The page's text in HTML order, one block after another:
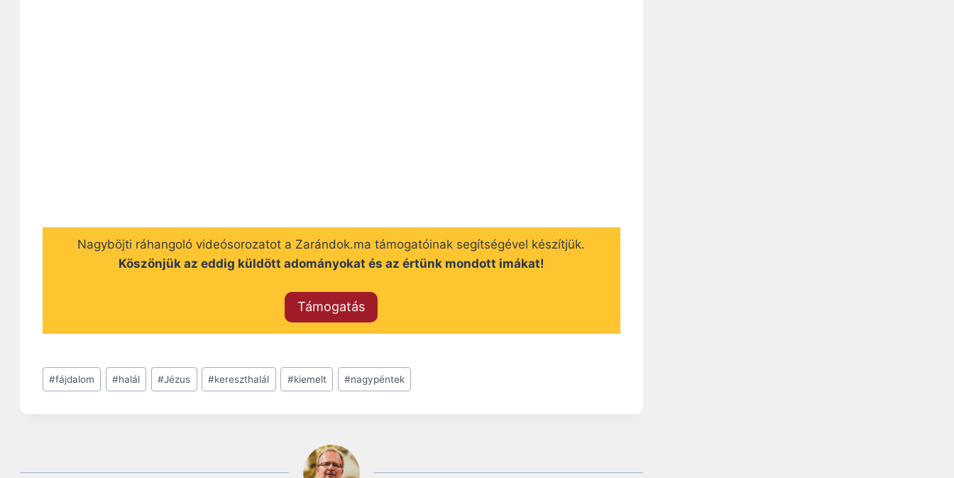
Nagyböjti ráhangoló videósorozatot a Zarándok.ma támogatóinak segítségével készítjük.
Köszönjük az eddig küldött adományokat és az értünk mondott imákat!
Támogatás
Post
Tags:
#fájdalom #halál #Jézus #kereszthalál #kiemelt #nagypéntek